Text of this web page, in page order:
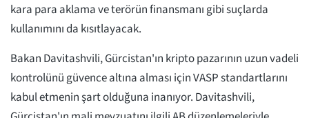
kara para aklama ve terörün finansmanı gibi suçlarda
kullanımını da kısıtlayacak.
Bakan Davitashvili, Gürcistan'ın kripto pazarının uzun vadeli
kontrolünü güvence altına alması için VASP standartlarını
kabul etmenin şart olduğuna inanıyor. Davitashvili,